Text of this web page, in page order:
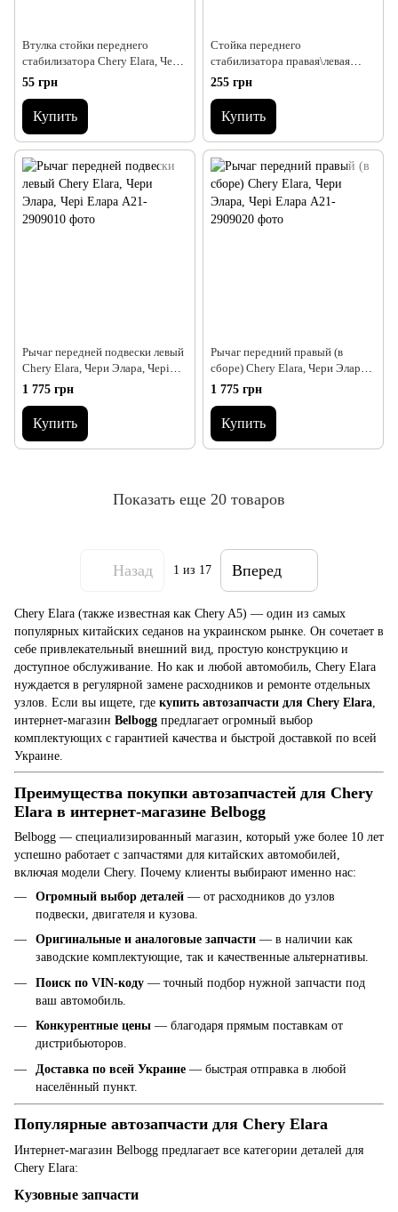
Втулка стойки переднего
стабилизатора Chery Elara, Чери
Элара
55 грн
Купить
Стойка переднего
стабилизатора правая\левая
Chery Elara, Чери Элара
255 грн
Купить
Рычаг передней подвески левый
Chery Elara, Чери Элара, Чері
Елара
1 775 грн
Купить
Рычаг передний правый (в
сборе) Chery Elara, Чери Элара,
Чері Елара
1 775 грн
Купить
Показать еще 20 товаров
Назад 1 из 17 Вперед
Chery Elara (также известная как Chery A5) — один из самых
популярных китайских седанов на украинском рынке. Он сочетает в
себе привлекательный внешний вид, простую конструкцию и
доступное обслуживание. Но как и любой автомобиль, Chery Elara
нуждается в регулярной замене расходников и ремонте отдельных
узлов. Если вы ищете, где купить автозапчасти для Chery Elara,
интернет-магазин Belbogg предлагает огромный выбор
комплектующих с гарантией качества и быстрой доставкой по всей
Украине.
Преимущества покупки автозапчастей для Chery
Elara в интернет-магазине Belbogg
Belbogg — специализированный магазин, который уже более 10 лет
успешно работает с запчастями для китайских автомобилей,
включая модели Chery. Почему клиенты выбирают именно нас:
Огромный выбор деталей — от расходников до узлов
подвески, двигателя и кузова.
Оригинальные и аналоговые запчасти — в наличии как
заводские комплектующие, так и качественные альтернативы.
Поиск по VIN-коду — точный подбор нужной запчасти под
ваш автомобиль.
Конкурентные цены — благодаря прямым поставкам от
дистрибьюторов.
Доставка по всей Украине — быстрая отправка в любой
населённый пункт.
Популярные автозапчасти для Chery Elara
Интернет-магазин Belbogg предлагает все категории деталей для
Chery Elara:
Кузовные запчасти